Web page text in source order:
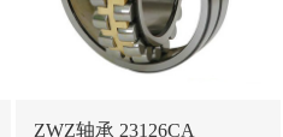
ZWZ轴承 23126CA